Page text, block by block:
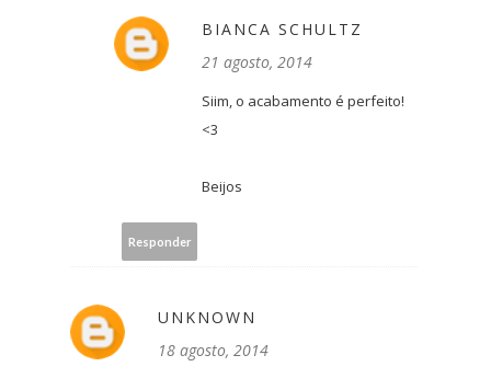
BIANCA SCHULTZ
21 agosto, 2014
Siim, o acabamento é perfeito!
<3
Beijos
Responder
UNKNOWN
18 agosto, 2014